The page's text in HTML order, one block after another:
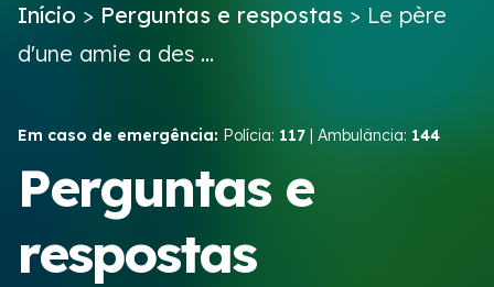
Perguntas e respostas
Violência no casal
Recursos e campanhas
Início > Perguntas e respostas > Le père
d'une amie a des ...
Em caso de emergência: Polícia: 117 | Ambulância: 144
Perguntas e
respostas